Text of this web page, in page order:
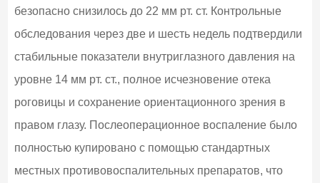
безопасно снизилось до 22 мм рт. ст. Контрольные
обследования через две и шесть недель подтвердили
стабильные показатели внутриглазного давления на
уровне 14 мм рт. ст., полное исчезновение отека
роговицы и сохранение ориентационного зрения в
правом глазу. Послеоперационное воспаление было
полностью купировано с помощью стандартных
местных противовоспалительных препаратов, что